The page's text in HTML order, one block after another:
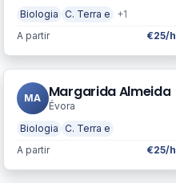
Biologia
C. Terra e
+1
A partir
€25/h
MA Margarida Almeida
Évora
Biologia
C. Terra e
A partir
€25/h